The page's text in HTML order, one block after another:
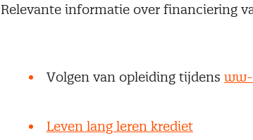
Relevante informatie over financiering
Volgen van opleiding tijdens
Leven lang leren krediet